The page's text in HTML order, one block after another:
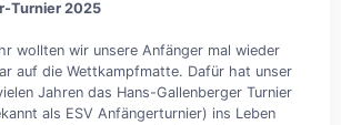
Turnier 2025
wollten wir unsere Anfänger mal wieder
auf die Wettkampfmatte. Dafür hat unser
Jahren das Hans-Gallenberger Turnier
als ESV Anfängerturnier) ins Leben